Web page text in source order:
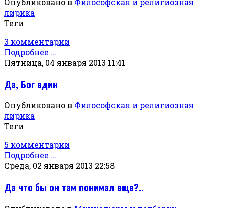
лирика
Теги
3 комментарии
Подробнее ...
Пятница, 04 января 2013 11:41
Да, Бог един
Опубликовано в Философская и религиозная
лирика
Теги
5 комментарии
Подробнее ...
Среда, 02 января 2013 22:58
Да что бы он там понимал еще?..